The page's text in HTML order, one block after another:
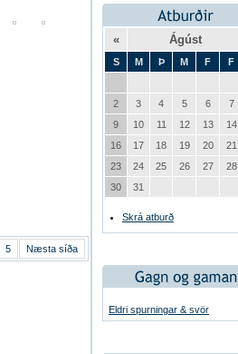
5 Næsta síða
« Ágúst
S M Þ M F F
2
3 4 5 6 7
9
10 11 12 13 14
16
17 18 19 20 21
23
24 25 26 27 28
30
31
Skrá atburð
Eldri spurningar & svör